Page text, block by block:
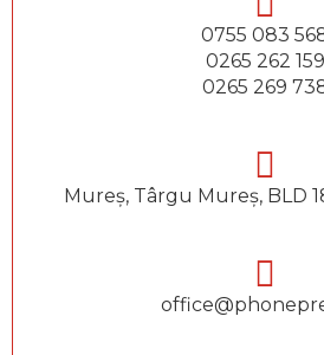
0755 083
0265 262 159
0265 269
Mureș, Târgu Mureș, BLD